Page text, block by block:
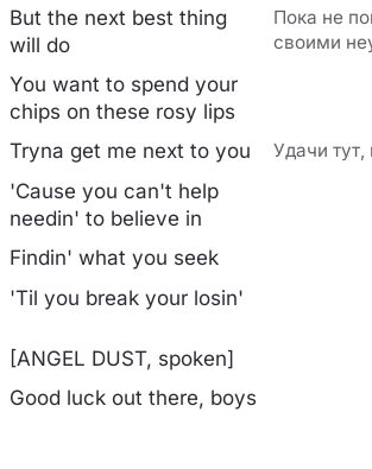
But the next best thing
will do
Пока не
своими
You want to spend your
chips on these rosy lips
Tryna get me next to you
Удачи
'Cause you can't help
needin' to believe in
Findin' what you seek
'Til you break your losin'
[ANGEL DUST, spoken]
Good luck out there, boys